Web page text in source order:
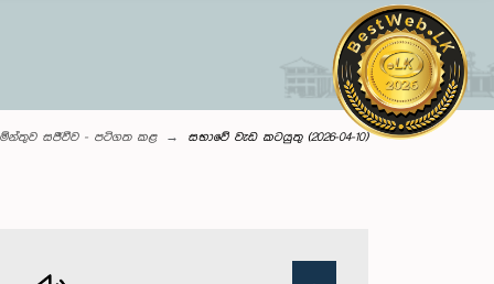
සජීවීව - පටිගත කළ සභාවේ වැඩ කටයුතු (2026-04-10)